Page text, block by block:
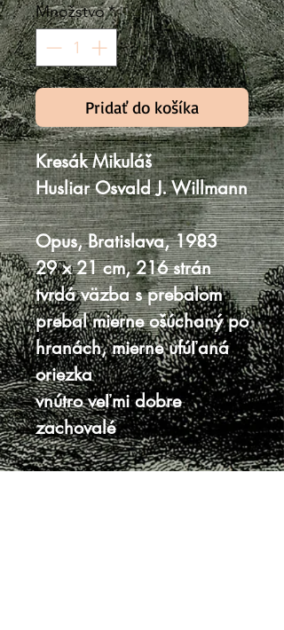
Množstvo*
Pridať do košíka
Kresák Mikuláš
Husliar Osvald J. Willmann
Opus, Bratislava, 1983
29 x 21 cm, 216 strán
tvrdá väzba s prebalom
prebal mierne ošúchaný po
hranách, mierne ufúľaná
oriezka
vnútro veľmi dobre
zachovalé